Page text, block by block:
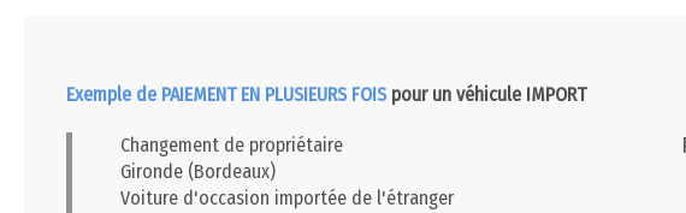
Exemple de PAIEMENT EN PLUSIEURS FOISpour un véhicule IMPORT
Changement de propriétaire
Gironde (Bordeaux)
Voiture d'occasion importée de l'étranger